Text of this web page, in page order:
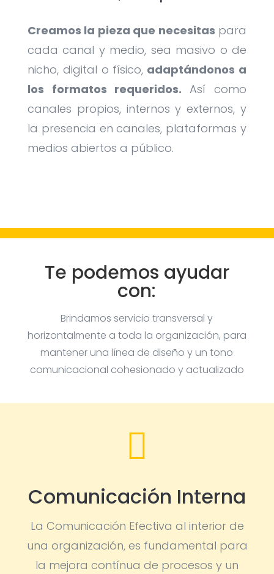
Creamos la pieza que necesitas para
cada canal y medio, sea masivo o de
nicho, digital o físico, adaptándonos a
los formatos requeridos.Así como
canales propios, internos y externos, y
la presencia en canales, plataformas y
medios abiertos a público.
Te podemos ayudar
con:
Brindamos servicio transversal y
horizontalmente a toda la organización, para
mantener una línea de diseño y un tono
comunicacional cohesionado y actualizado

Comunicación Interna
La Comunicación Efectiva al interior de
una organización, es fundamental para
la mejora contínua de procesos y un